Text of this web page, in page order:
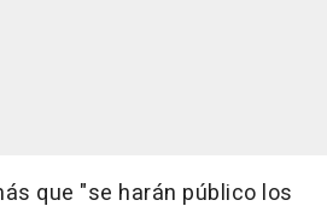
que "se harán público los